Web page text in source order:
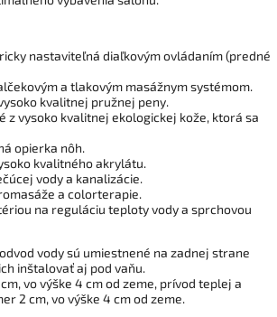
nastaviteľná diaľkovým ovládaním (predné
a tlakovým masážnym systémom.
kvalitnej pružnej peny.
z vysoko kvalitnej ekologickej kože, ktorá sa
opierka nôh.
kvalitného akrylátu.
vody a kanalizácie.
a colorterapie.
na reguláciu teploty vody a sprchovou
vody sú umiestnené na zadnej strane
inštalovať aj pod vaňu.
vo výške 4 cm od zeme, prívod teplej a
2 cm, vo výške 4 cm od zeme.